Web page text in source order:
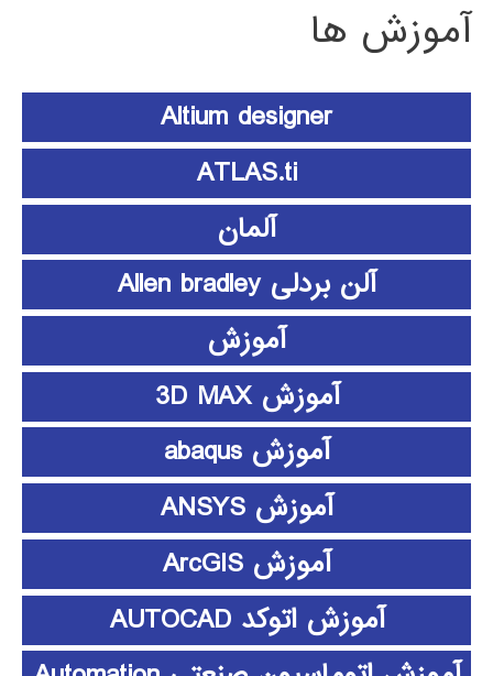
آموزش ها
Altium designer
ATLAS.ti
آلمان
آلن بردلی Allen bradley
آموزش
آموزش 3D MAX
آموزش abaqus
آموزش ANSYS
آموزش ArcGIS
آموزش اتوکد AUTOCAD